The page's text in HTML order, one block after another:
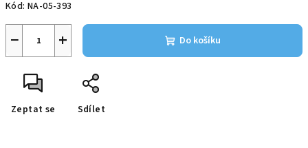
Kód: NA-05-393
+
− Do košíku
Zeptat se Sdílet